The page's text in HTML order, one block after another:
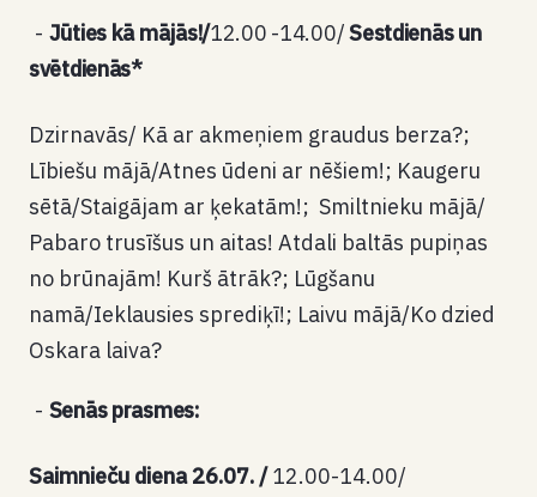
Jūties kā mājās!/12.00 -14.00/Sestdienās un
svētdienās*
Dzirnavās/ Kā ar akmeņiem graudus berza?;
Lībiešu mājā/Atnes ūdeni ar nēšiem!; Kaugeru
sētā/Staigājam ar ķekatām!; Smiltnieku mājā/
Pabaro trusīšus un aitas! Atdali baltās pupiņas
no brūnajām! Kurš ātrāk?; Lūgšanu
namā/Ieklausies sprediķī!; Laivu mājā/Ko dzied
Oskara laiva?
Senās prasmes:
Saimnieču diena 26.07. /12.00-14.00/